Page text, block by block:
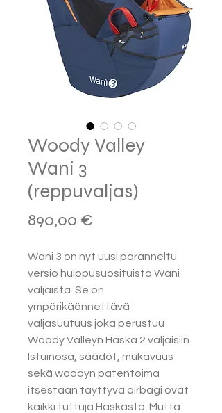
Woody Valley
Wani 3
(reppuvaljas)
890,00 €
Wani 3 on nyt uusi paranneltu
versio huippusuosituista Wani
valjaista. Se on
ympärikäännettävä
valjasuutuus joka perustuu
Woody Valleyn Haska 2 valjaisiin.
Istuinosa, säädöt, mukavuus
sekä woodyn patentoima
itsestään täyttyvä airbägi ovat
kaikki tuttuja Haskasta. Mutta